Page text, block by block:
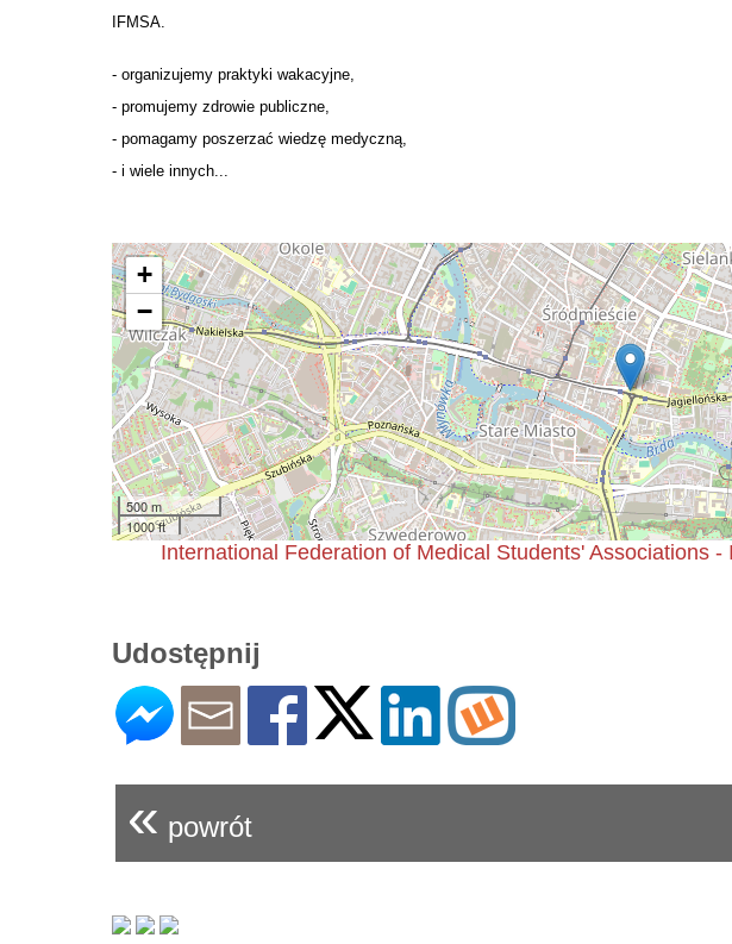
IFMSA.
- organizujemy praktyki wakacyjne,
- promujemy zdrowie publiczne,
- pomagamy poszerzać wiedzę medyczną,
- i wiele innych...
+
−
500 m
1000 ft
International Federation of Medical Students' Associations -
Udostępnij
« powrót